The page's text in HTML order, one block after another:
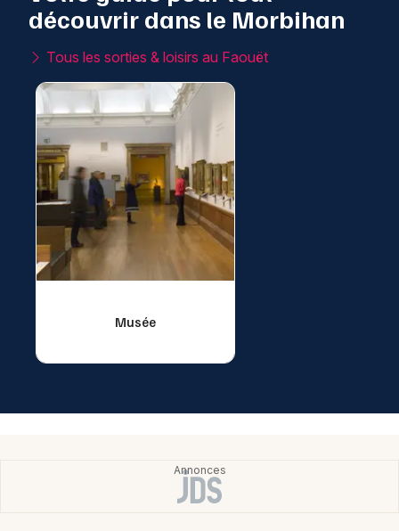
découvrir dans le Morbihan
Tous les sorties & loisirs au Faouët
Musée